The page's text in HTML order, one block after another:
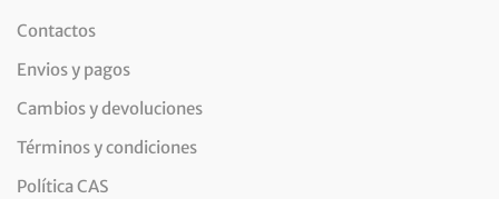
Contactos
Envios y pagos
Cambios y devoluciones
Términos y condiciones
Política CAS